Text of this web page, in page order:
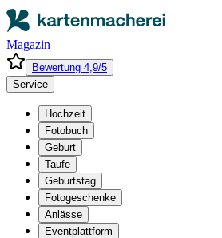
Magazin
Bewertung 4,9/5
Service
Hochzeit
Fotobuch
Geburt
Taufe
Geburtstag
Fotogeschenke
Anlässe
Eventplattform